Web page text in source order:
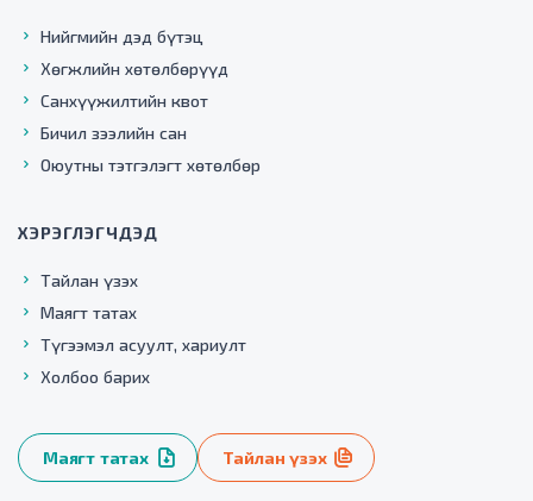
Нийгмийн дэд бүтэц
Хөгжлийн хөтөлбөрүүд
Санхүүжилтийн квот
Бичил зээлийн сан
Оюутны тэтгэлэгт хөтөлбөр
ХЭРЭГЛЭГЧДЭД
Тайлан үзэх
Маягт татах
Түгээмэл асуулт, хариулт
Холбоо барих
Маягт татах Тайлан үзэх